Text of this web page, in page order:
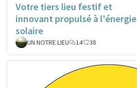
Votre tiers lieu festif et
innovant propulsé à l'énergie
solaire
UN NOTRE LIEU 14 38